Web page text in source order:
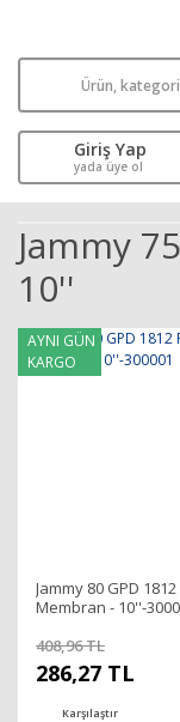
Giriş Yap
yada üye ol
Jammy
10''
AYNI GÜN
KARGO
Jammy 80 GPD 1812
Membran - 10''-
408,96 TL
286,27 TL
Karşılaştır